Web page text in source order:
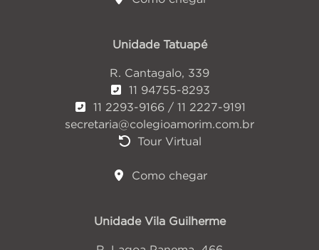
Unidade Tatuapé
R. Cantagalo, 339
11 94755-8293
11 2293-9166 / 11 2227-9191
secretaria@colegioamorim.com.br
Tour Virtual
Como chegar
Unidade Vila Guilherme